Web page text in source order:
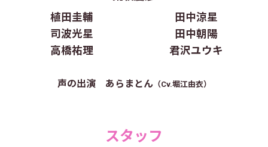
植田圭輔
田中涼星
司波光星
田中朝陽
高橋祐理
君沢ユウキ
声の出演 あらまとん（Cv.堀江由衣）
スタッフ